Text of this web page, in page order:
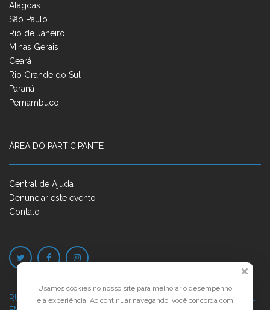
Alagoas
São Paulo
Rio de Janeiro
Minas Gerais
Ceará
Rio Grande do Sul
Paraná
Pernambuco
ÁREA DO PARTICIPANTE
Central de Ajuda
Denunciar este evento
Contato
RUA JOSÉ PONTES DE MAGALHÃES, 70JATIÚCA, MACEIÓ - AL
Usamos cookies no nosso site para melhorar o desempenho
e a experiência. Ao continuar navegando, você concorda com